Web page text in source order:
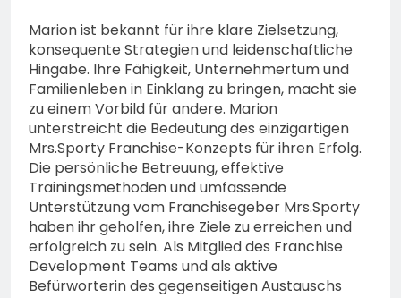
Marion ist bekannt für ihre klare Zielsetzung,
konsequente Strategien und leidenschaftliche
Hingabe. Ihre Fähigkeit, Unternehmertum und
Familienleben in Einklang zu bringen, macht sie
zu einem Vorbild für andere. Marion
unterstreicht die Bedeutung des einzigartigen
Mrs.Sporty Franchise-Konzepts für ihren Erfolg.
Die persönliche Betreuung, effektive
Trainingsmethoden und umfassende
Unterstützung vom Franchisegeber Mrs.Sporty
haben ihr geholfen, ihre Ziele zu erreichen und
erfolgreich zu sein. Als Mitglied des Franchise
Development Teams und als aktive
Befürworterin des gegenseitigen Austauschs